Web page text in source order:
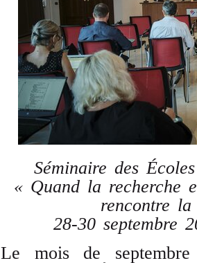
Séminaire des
« Quand la recherche
rencontre
28-30 septembre
Le mois de